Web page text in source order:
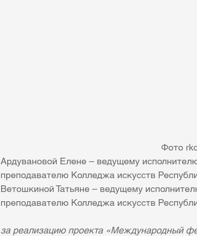
Фото
Ардувановой Елене – ведущему
преподавателю Колледжа искусств
Ветошкиной Татьяне – ведущему
преподавателю Колледжа искусств
за реализацию проекта «Международный